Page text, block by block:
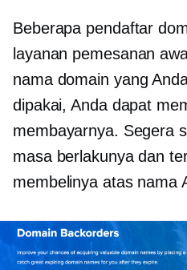
Beberapa pendaftar
layanan pemesanan
nama domain yang
dipakai, Anda dapat
membayarnya. Segera
masa berlakunya dan
membelinya atas nama